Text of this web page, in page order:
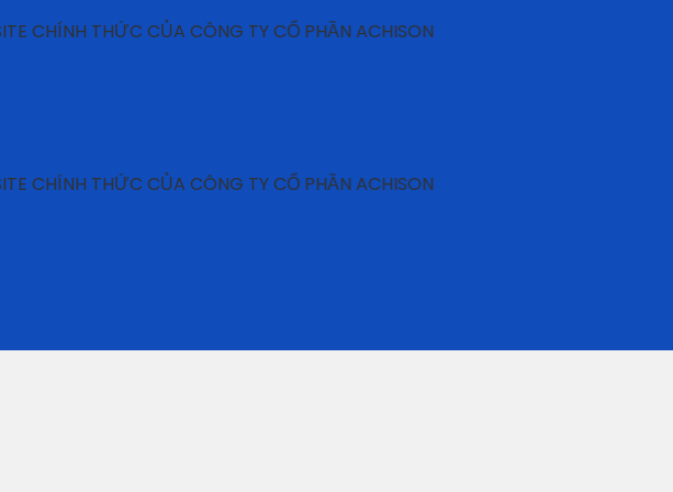
THỨC CỦA CÔNG TY CỔ PHẦN ACHISON
THỨC CỦA CÔNG TY CỔ PHẦN ACHISON